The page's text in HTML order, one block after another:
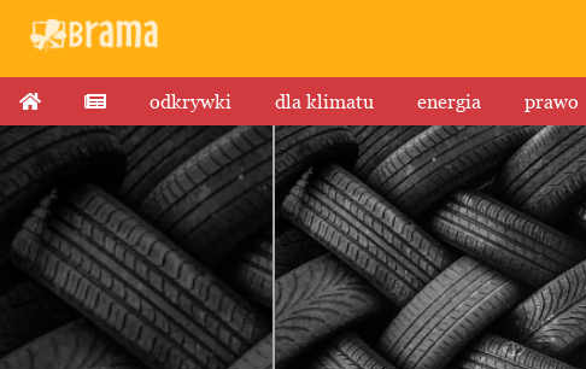
odkrywki dla klimatu energia prawo